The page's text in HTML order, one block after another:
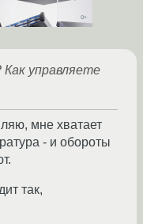
Как управляете
мне хватает
- и обороты
так,